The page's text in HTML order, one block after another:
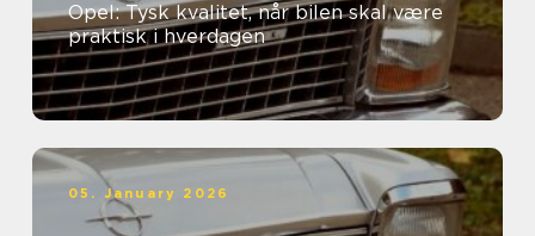
Opel: Tysk kvalitet, når bilen skal være
praktisk i hverdagen
05. January 2026